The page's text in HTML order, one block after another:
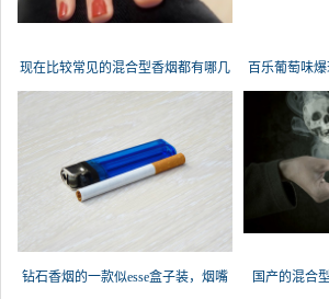
现在比较常见的混合型香烟都有哪几 百乐葡萄味
钻石香烟的一款似esse盒子装，烟嘴
国产的混合